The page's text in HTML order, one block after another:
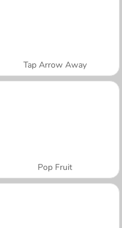
Tap Arrow Away
Pop Fruit